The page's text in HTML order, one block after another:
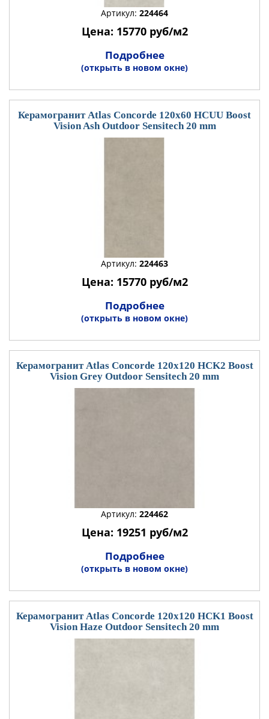
Артикул: 224464
Цена: 15770 руб/м2
Подробнее
(открыть в новом окне)
Керамогранит Atlas Concorde 120x60 HCUU Boost
Vision Ash Outdoor Sensitech 20 mm
Артикул: 224463
Цена: 15770 руб/м2
Подробнее
(открыть в новом окне)
Керамогранит Atlas Concorde 120x120 HCK2 Boost
Vision Grey Outdoor Sensitech 20 mm
Артикул: 224462
Цена: 19251 руб/м2
Подробнее
(открыть в новом окне)
Керамогранит Atlas Concorde 120x120 HCK1 Boost
Vision Haze Outdoor Sensitech 20 mm